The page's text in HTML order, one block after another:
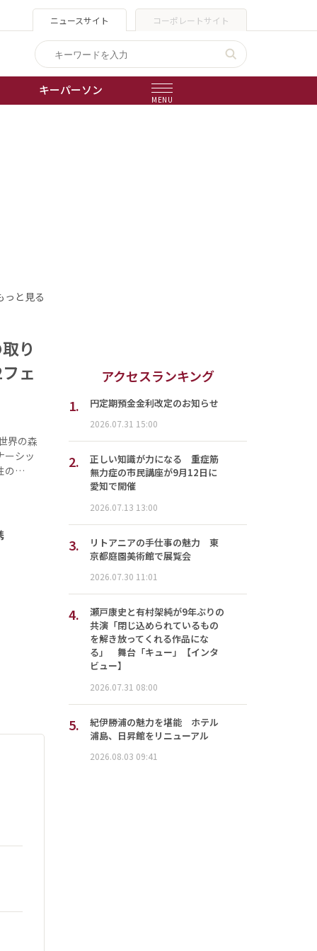
ニュースサイト コーポレートサイト
キーパーソン
MENU
っと見る
り
ェ
界の森
ーシッ
の…
アクセスランキング
1.
円定期預金金利改定のお知らせ
2026.07.31 15:00
2.
正しい知識が力になる 重症筋
無力症の市民講座が9月12日に
愛知で開催
2026.07.13 13:00
3.
リトアニアの手仕事の魅力 東
京都庭園美術館で展覧会
2026.07.30 11:01
4.
瀬戸康史と有村架純が9年ぶりの
共演「閉じ込められているもの
を解き放ってくれる作品にな
る」 舞台「キュー」【インタ
ビュー】
2026.07.31 08:00
5.
紀伊勝浦の魅力を堪能 ホテル
浦島、日昇館をリニューアル
2026.08.03 09:41